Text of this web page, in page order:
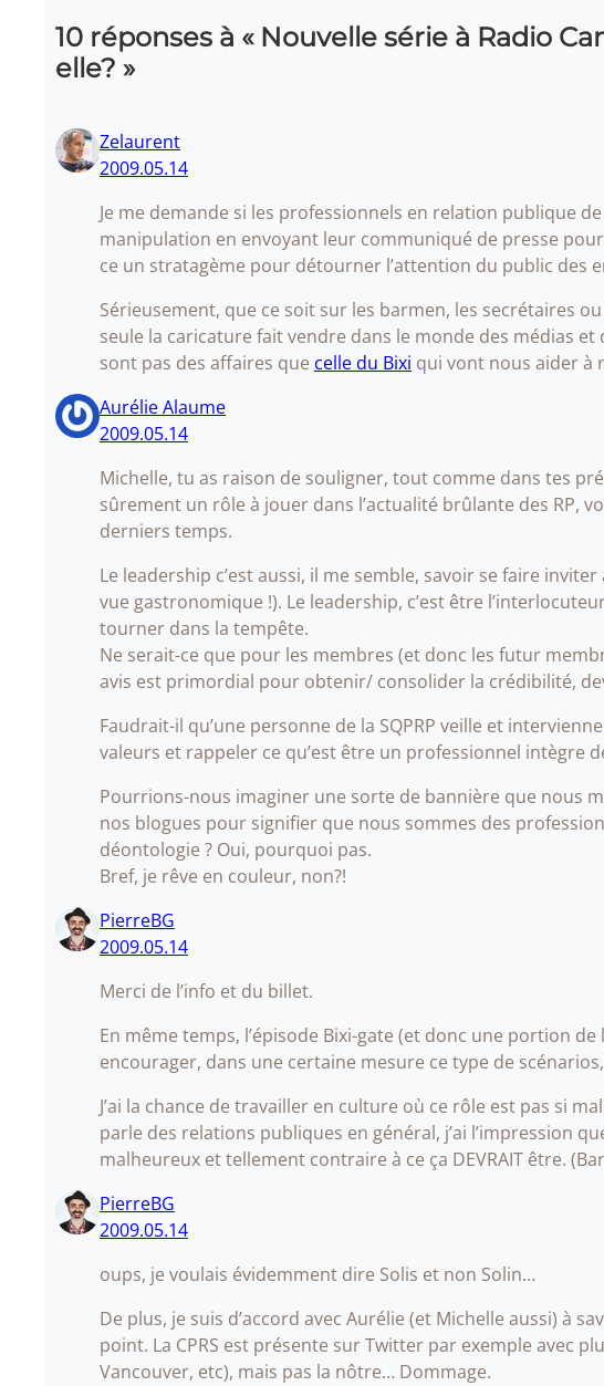
10 réponses à « Nouvelle série à Radio
elle? »
Zelaurent
2009.05.14
Je me demande si les professionnels en relation publique
manipulation en envoyant leur communiqué de presse
ce un stratagème pour détourner l’attention du public des
Sérieusement, que ce soit sur les barmen, les secrétaires
seule la caricature fait vendre dans le monde des médias
sont pas des affaires que celle du Bixi qui vont nous aider à
Aurélie Alaume
2009.05.14
Michelle, tu as raison de souligner, tout comme dans tes
sûrement un rôle à jouer dans l’actualité brûlante des RP,
derniers temps.
Le leadership c’est aussi, il me semble, savoir se faire
vue gastronomique !). Le leadership, c’est être
tourner dans la tempête.
Ne serait-ce que pour les membres (et donc les futur
avis est primordial pour obtenir/ consolider la crédibilité,
Faudrait-il qu’une personne de la SQPRP veille et
valeurs et rappeler ce qu’est être un professionnel intègre
Pourrions-nous imaginer une sorte de bannière que nous
nos blogues pour signifier que nous sommes des
déontologie ? Oui, pourquoi pas.
Bref, je rêve en couleur, non?!
PierreBG
2009.05.14
Merci de l’info et du billet.
En même temps, l’épisode Bixi-gate (et donc une portion
encourager, dans une certaine mesure ce type de scénarios,
J’ai la chance de travailler en culture où ce rôle est pas si
parle des relations publiques en général, j’ai l’impression
malheureux et tellement contraire à ce ça DEVRAIT être.
PierreBG
2009.05.14
oups, je voulais évidemment dire Solis et non Solin…
De plus, je suis d’accord avec Aurélie (et Michelle aussi) à
point. La CPRS est présente sur Twitter par exemple avec
Vancouver, etc), mais pas la nôtre… Dommage.